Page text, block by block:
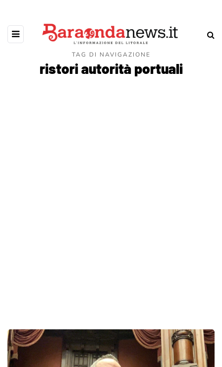
TAG DI NAVIGAZIONE
ristori autorità portuali